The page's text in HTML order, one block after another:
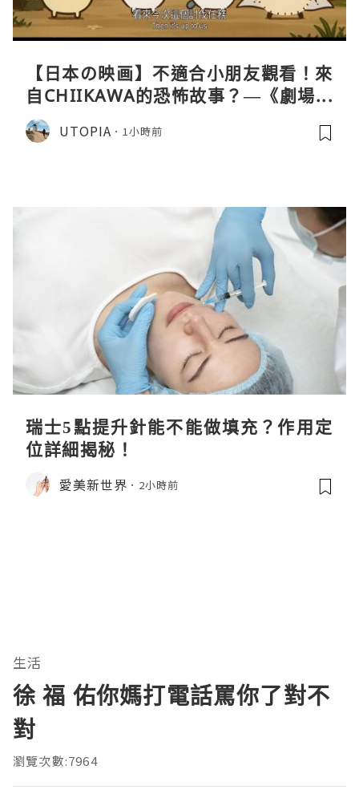
【日本の映画】不適合小朋友觀看！來
自CHIIKAWA的恐怖故事？—《劇場版
CHIIKAWA 人魚島的秘密》
UTOPIA 1小時前
瑞士5點提升針能不能做填充？作用定
位詳細揭秘！
愛美新世界 2小時前
生活
徐 福 佑你媽打電話罵你了對不
對
瀏覽次數:7964